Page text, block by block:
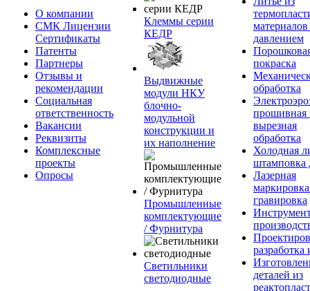
О компании
СМК Лицензии
Сертификаты
Патенты
Партнеры
Отзывы и
рекомендации
Социальная
ответственность
Вакансии
Реквизиты
Комплексные
проекты
Опросы
Клеммы серии
КЕДР
Выдвижные
модули НКУ
блочно-
модульной
конструкции и
их наполнение
Промышленные
комплектующие
/ Фурнитура
Светильники
светодиодные
давлением
покраска
обработка
прошивная
вырезная
обработка
Холодная
штамповка
Лазерная
гравировка
разработка
деталей из